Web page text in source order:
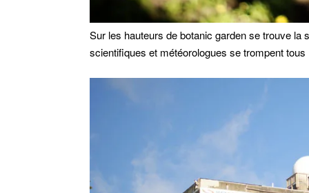
Sur les hauteurs de botanic garden se trouve la
scientifiques et météorologues se trompent